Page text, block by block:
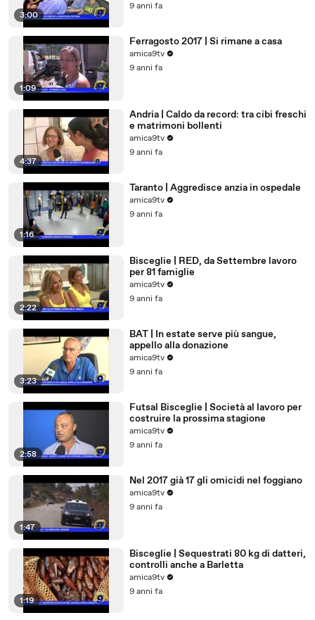
3:00
9 anni fa
1:09
Ferragosto 2017 | Si rimane a casa
amica9tv
9 anni fa
4:37
Andria | Caldo da record: tra cibi freschi
e matrimoni bollenti
amica9tv
9 anni fa
1:16
Taranto | Aggredisce anzia in ospedale
amica9tv
9 anni fa
2:22
Bisceglie | RED, da Settembre lavoro
per 81 famiglie
amica9tv
9 anni fa
3:23
BAT | In estate serve più sangue,
appello alla donazione
amica9tv
9 anni fa
2:58
Futsal Bisceglie | Società al lavoro per
costruire la prossima stagione
amica9tv
9 anni fa
1:47
Nel 2017 già 17 gli omicidi nel foggiano
amica9tv
9 anni fa
1:19
Bisceglie | Sequestrati 80 kg di datteri,
controlli anche a Barletta
amica9tv
9 anni fa